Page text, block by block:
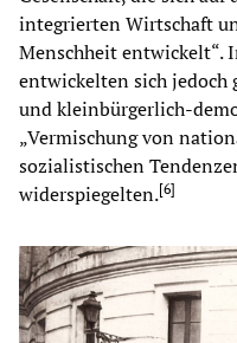
integrierten Wirtschaft
Menschheit entwickelt“.
entwickelten sich jedoch
und kleinbürgerlich-
„Vermischung von
sozialistischen
widerspiegelten.[6]